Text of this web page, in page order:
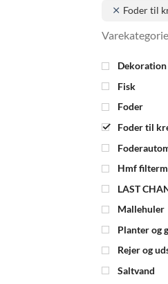
Foder til
Dekoration
Fisk
Foder
Foder til
Hmf
LAST
Mallehuler
Planter og
Rejer og
Saltvand